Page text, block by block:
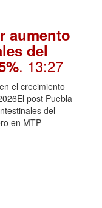
aumento
del
. 13:27
el crecimiento
post Puebla
del
en MTP